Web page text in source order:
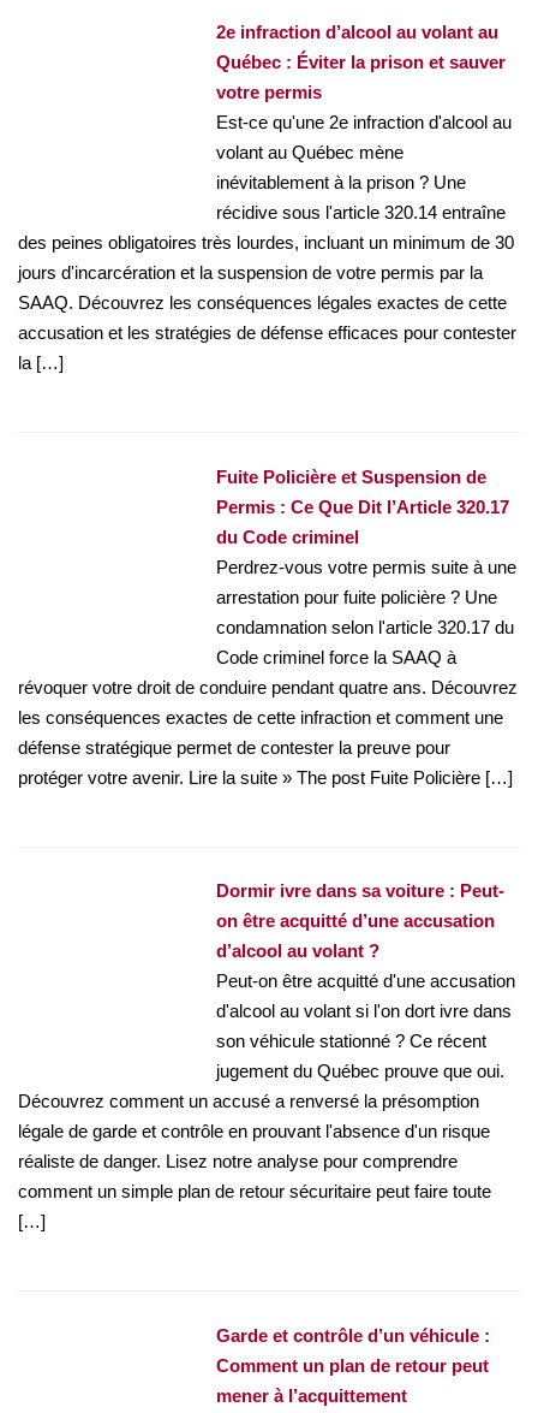
2e infraction d’alcool au volant au
Québec : Éviter la prison et sauver
votre permis
Est-ce qu'une 2e infraction d'alcool au
volant au Québec mène
inévitablement à la prison ? Une
récidive sous l'article 320.14 entraîne
des peines obligatoires très lourdes, incluant un minimum de 30
jours d'incarcération et la suspension de votre permis par la
SAAQ. Découvrez les conséquences légales exactes de cette
accusation et les stratégies de défense efficaces pour contester
la […]
Fuite Policière et Suspension de
Permis : Ce Que Dit l’Article 320.17
du Code criminel
Perdrez-vous votre permis suite à une
arrestation pour fuite policière ? Une
condamnation selon l'article 320.17 du
Code criminel force la SAAQ à
révoquer votre droit de conduire pendant quatre ans. Découvrez
les conséquences exactes de cette infraction et comment une
défense stratégique permet de contester la preuve pour
protéger votre avenir. Lire la suite » The post Fuite Policière […]
Dormir ivre dans sa voiture : Peut-
on être acquitté d’une accusation
d’alcool au volant ?
Peut-on être acquitté d'une accusation
d'alcool au volant si l'on dort ivre dans
son véhicule stationné ? Ce récent
jugement du Québec prouve que oui.
Découvrez comment un accusé a renversé la présomption
légale de garde et contrôle en prouvant l'absence d'un risque
réaliste de danger. Lisez notre analyse pour comprendre
comment un simple plan de retour sécuritaire peut faire toute
[…]
Garde et contrôle d’un véhicule :
Comment un plan de retour peut
mener à l’acquittement